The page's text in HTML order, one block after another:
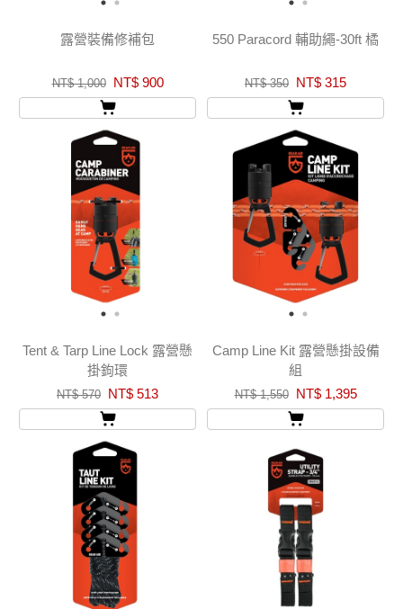
露營裝備修補包
NT$ 1,000 NT$ 900
550 Paracord 輔助繩-30ft 橘
NT$ 350 NT$ 315
Tent & Tarp Line Lock 露營懸
掛鉤環
NT$ 570 NT$ 513
Camp Line Kit 露營懸掛設備
組
NT$ 1,550 NT$ 1,395